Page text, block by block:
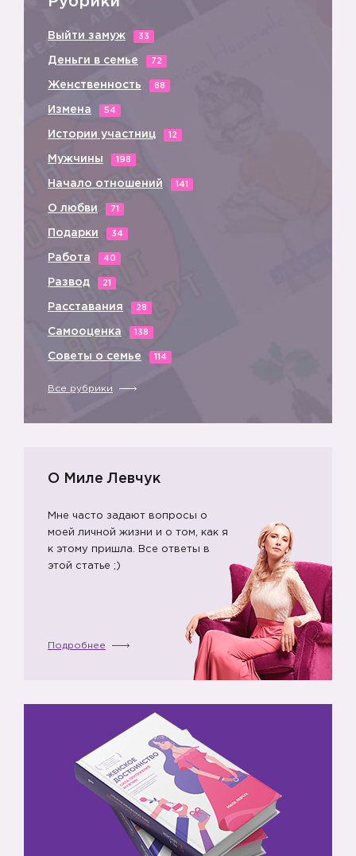
Выйти замуж 33
Деньги в семье 72
Женственность 88
Измена 54
Истории участниц 12
Мужчины 198
Начало отношений 141
О любви 71
Подарки 34
Работа 40
Развод 21
Расставания 28
Самооценка 138
Советы о семье 114
Все рубрики
О Миле Левчук
Мне часто задают вопросы о
моей личной жизни и о том, как я
к этому пришла. Все ответы в
этой статье ;)
Подробнее